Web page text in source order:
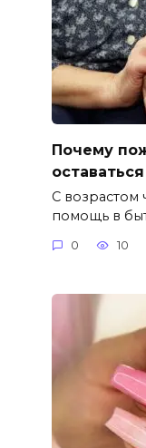
Почему
С возрастом
помощь в
0 10